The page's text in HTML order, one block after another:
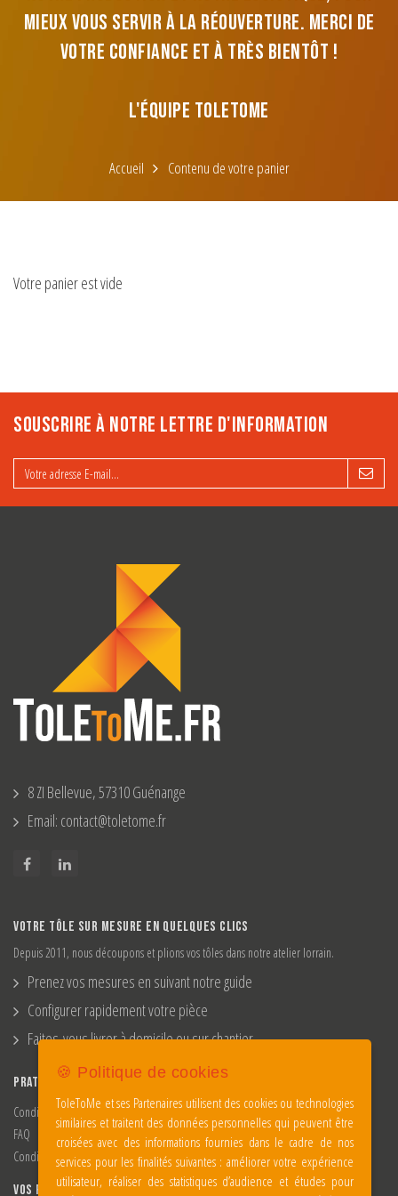
mieux vous servir à la réouverture. Merci de
votre confiance et à très bientôt !
L'équipe Toletome
Accueil Contenu de votre panier
Votre panier est vide
SOUSCRIRE À NOTRE LETTRE D'INFORMATION
8 ZI Bellevue, 57310 Guénange
Email: contact@toletome.fr
VOTRE TÔLE SUR MESURE EN QUELQUES CLICS
Depuis 2011, nous découpons et plions vos tôles dans notre atelier lorrain.
Prenez vos mesures en suivant notre guide
Configurer rapidement votre pièce
Faites-vous livrer à domicile ou sur chantier
PRATIQUES
Conditions d'utilisations
FAQ
Conditions Générales de Vente
VOS PROJETS
🍪 Politique de cookies
ToleToMe et ses Partenaires utilisent des cookies ou technologies
similaires et traitent des données personnelles qui peuvent être
croisées avec des informations fournies dans le cadre de nos
services pour les finalités suivantes : améliorer votre expérience
utilisateur, réaliser des statistiques d’audience et études pour